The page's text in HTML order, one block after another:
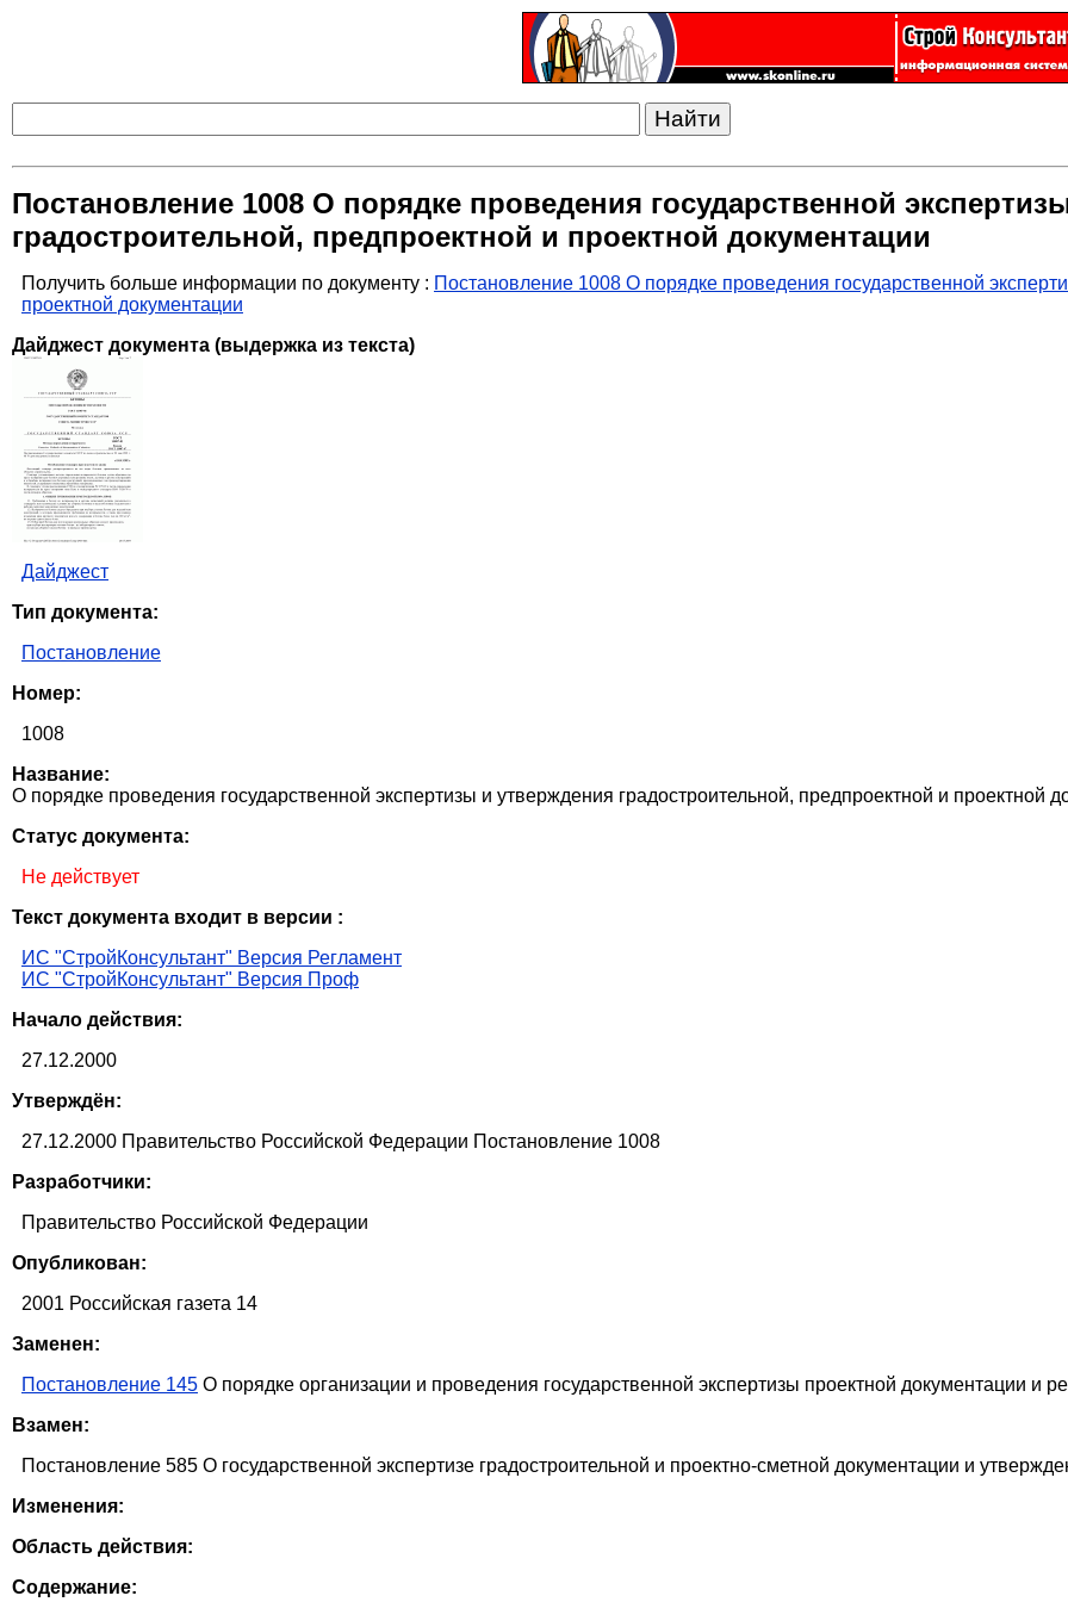
Постановление 1008 О порядке проведения государственной
градостроительной, предпроектной и проектной документации
Получить больше информации по документу : Постановление 1008 О порядке проведения государственной
проектной документации
Дайджест документа (выдержка из текста)
Дайджест
Тип документа:
Постановление
Номер:
1008
Название:
О порядке проведения государственной экспертизы и утверждения градостроительной, предпроектной и проектной
Статус документа:
Не действует
Текст документа входит в версии :
ИС "СтройКонсультант" Версия Регламент
ИС "СтройКонсультант" Версия Проф
Начало действия:
27.12.2000
Утверждён:
27.12.2000 Правительство Российской Федеpации Постановление 1008
Разработчики:
Правительство Российской Федерации
Опубликован:
2001 Российская газета 14
Заменен:
Постановление 145 О порядке организации и проведения государственной экспертизы проектной документации и
Взамен:
Постановление 585 О государственной экспертизе градостроительной и проектно-сметной документации и
Изменения:
Область действия:
Содержание: